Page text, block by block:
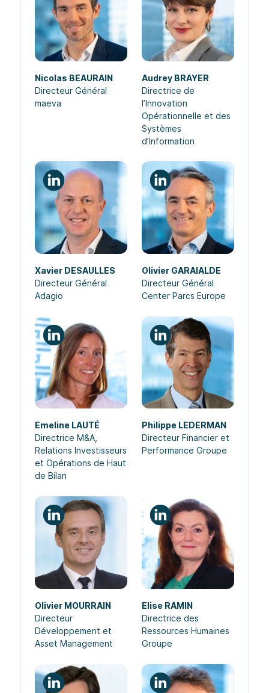
Nicolas BEAURAIN
Directeur Général
maeva
Audrey BRAYER
Directrice de
l’Innovation
Opérationnelle et des
Systèmes
d’Information
Xavier DESAULLES
Directeur Général
Adagio
Olivier GARAIALDE
Directeur Général
Center Parcs Europe
Emeline LAUTÉ
Directrice M&A,
Relations Investisseurs
et Opérations de Haut
de Bilan
Philippe LEDERMAN
Directeur Financier et
Performance Groupe
Olivier MOURRAIN
Directeur
Développement et
Asset Management
Elise RAMIN
Directrice des
Ressources Humaines
Groupe